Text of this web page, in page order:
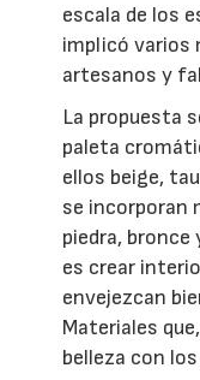
escala de los
implicó varios
artesanos y
La propuesta
paleta
ellos beige,
se incorporan
piedra,
es crear
envejezcan
Materiales
belleza con